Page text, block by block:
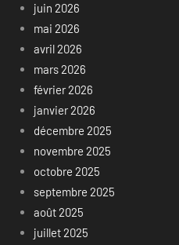
juin 2026
mai 2026
avril 2026
mars 2026
février 2026
janvier 2026
décembre 2025
novembre 2025
octobre 2025
septembre 2025
août 2025
juillet 2025